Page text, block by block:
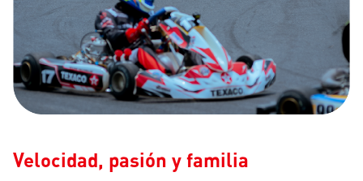
Velocidad, pasión y familia